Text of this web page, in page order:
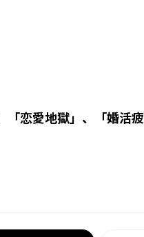
「恋愛地獄」、「婚活